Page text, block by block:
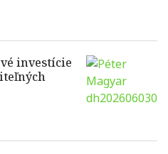
investície